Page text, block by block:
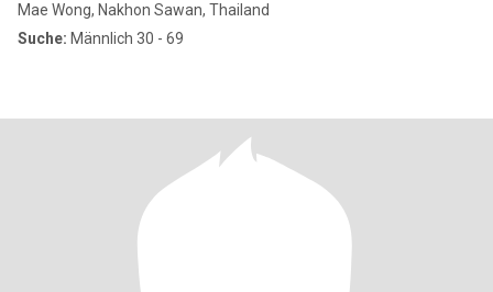
Mae Wong, Nakhon Sawan, Thailand
Suche: Männlich 30 - 69